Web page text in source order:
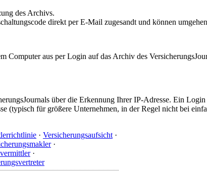
des Archivs.
direkt per E-Mail zugesandt und können
aus per Login auf das Archiv des
über die Erkennung Ihrer IP-Adresse. Ein
(typisch für größere Unternehmen, in der Regel nicht bei
· Versicherungsaufsicht ·
·
·